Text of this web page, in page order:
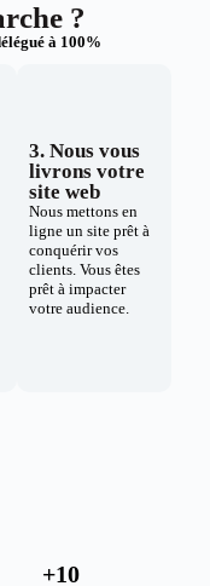
?
à 100%
3. Nous vous
livrons votre
site web
Nous mettons en
ligne un site prêt à
conquérir vos
clients. Vous êtes
prêt à impacter
votre audience.
+10